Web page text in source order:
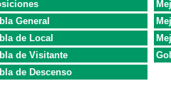
General
de Local
de Visitante
de Descenso